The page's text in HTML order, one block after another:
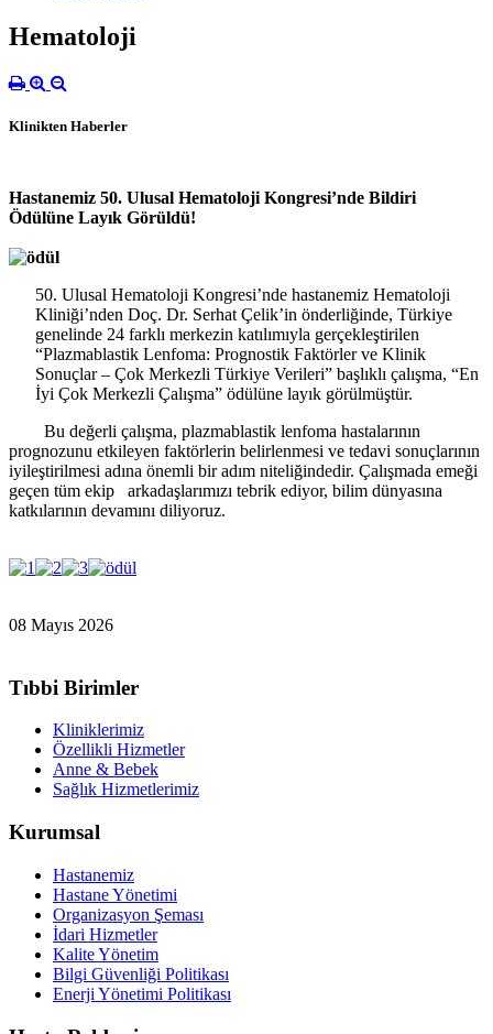
Hematoloji
Klinikten Haberler
Hastanemiz 50. Ulusal Hematoloji Kongresi’nde Bildiri
Ödülüne Layık Görüldü!
50. Ulusal Hematoloji Kongresi’nde hastanemiz Hematoloji
Kliniği’nden Doç. Dr. Serhat Çelik’in önderliğinde, Türkiye
genelinde 24 farklı merkezin katılımıyla gerçekleştirilen
“Plazmablastik Lenfoma: Prognostik Faktörler ve Klinik
Sonuçlar – Çok Merkezli Türkiye Verileri” başlıklı çalışma, “En
İyi Çok Merkezli Çalışma” ödülüne layık görülmüştür.
Bu değerli çalışma, plazmablastik lenfoma hastalarının
prognozunu etkileyen faktörlerin belirlenmesi ve tedavi sonuçlarının
iyileştirilmesi adına önemli bir adım niteliğindedir. Çalışmada emeği
geçen tüm ekip arkadaşlarımızı tebrik ediyor, bilim dünyasına
katkılarının devamını diliyoruz.
08 Mayıs 2026
Tıbbi Birimler
Kliniklerimiz
Özellikli Hizmetler
Anne & Bebek
Sağlık Hizmetlerimiz
Kurumsal
Hastanemiz
Hastane Yönetimi
Organizasyon Şeması
İdari Hizmetler
Kalite Yönetim
Bilgi Güvenliği Politikası
Enerji Yönetimi Politikası